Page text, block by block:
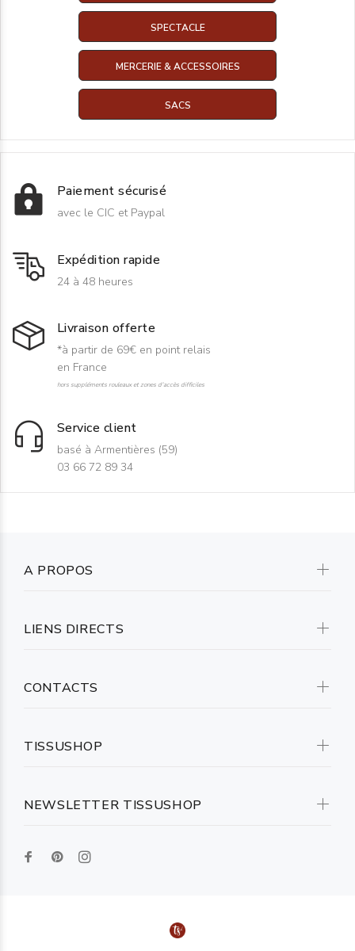
SPECTACLE
MERCERIE & ACCESSOIRES
SACS
Paiement sécurisé
avec le CIC et Paypal
Expédition rapide
24 à 48 heures
Livraison offerte
*à partir de 69€ en point relais
en France
hors suppléments rouleaux et zones d'accès difficiles
Service client
basé à Armentières (59)
03 66 72 89 34
NEWSLETTER TISSUSHOP
A PROPOS
LIENS DIRECTS
CONTACTS
TISSUSHOP